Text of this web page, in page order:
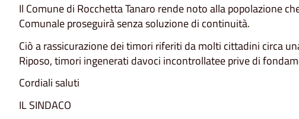
Il Comune di Rocchetta Tanaro rende noto alla popolazione
Comunale proseguirà senza soluzione di continuità.
Ciò a rassicurazione dei timori riferiti da molti cittadini circa
Riposo, timori ingenerati davoci incontrollatee prive di
Cordiali saluti
IL SINDACO